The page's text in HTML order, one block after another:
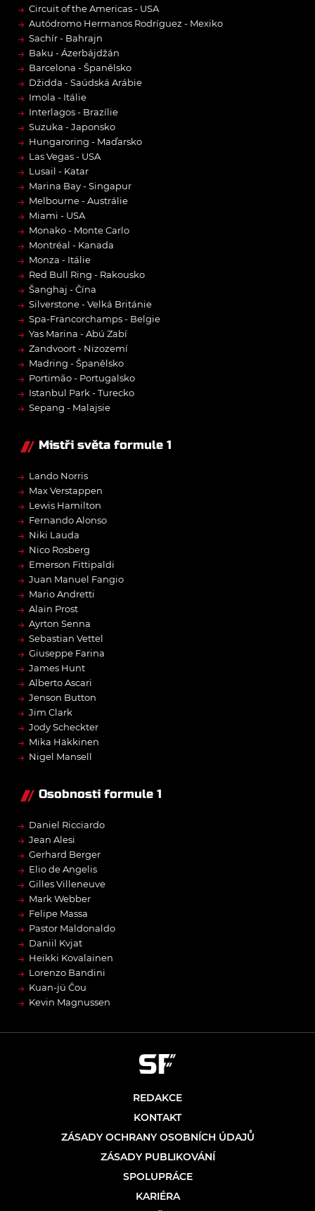
→ Circuit of the Americas - USA
→ Autódromo Hermanos Rodríguez - Mexiko
→ Sachír - Bahrajn
→ Baku - Ázerbájdžán
→ Barcelona - Španělsko
→ Džidda - Saúdská Arábie
→ Imola - Itálie
→ Interlagos - Brazílie
→ Suzuka - Japonsko
→ Hungaroring - Maďarsko
→ Las Vegas - USA
→ Lusail - Katar
→ Marina Bay - Singapur
→ Melbourne - Austrálie
→ Miami - USA
→ Monako - Monte Carlo
→ Montréal - Kanada
→ Monza - Itálie
→ Red Bull Ring - Rakousko
→ Šanghaj - Čína
→ Silverstone - Velká Británie
→ Spa-Francorchamps - Belgie
→ Yas Marina - Abú Zabí
→ Zandvoort - Nizozemí
→ Madring - Španělsko
→ Portimão - Portugalsko
→ Istanbul Park - Turecko
→ Sepang - Malajsie
Mistři světa formule 1
→ Lando Norris
→ Max Verstappen
→ Lewis Hamilton
→ Fernando Alonso
→ Niki Lauda
→ Nico Rosberg
→ Emerson Fittipaldi
→ Juan Manuel Fangio
→ Mario Andretti
→ Alain Prost
→ Ayrton Senna
→ Sebastian Vettel
→ Giuseppe Farina
→ James Hunt
→ Alberto Ascari
→ Jenson Button
→ Jim Clark
→ Jody Scheckter
→ Mika Häkkinen
→ Nigel Mansell
Osobnosti formule 1
→ Daniel Ricciardo
→ Jean Alesi
→ Gerhard Berger
→ Elio de Angelis
→ Gilles Villeneuve
→ Mark Webber
→ Felipe Massa
→ Pastor Maldonaldo
→ Daniil Kvjat
→ Heikki Kovalainen
→ Lorenzo Bandini
→ Kuan-jü Čou
→ Kevin Magnussen
REDAKCE
KONTAKT
ZÁSADY OCHRANY OSOBNÍCH ÚDAJŮ
ZÁSADY PUBLIKOVÁNÍ
SPOLUPRÁCE
KARIÉRA